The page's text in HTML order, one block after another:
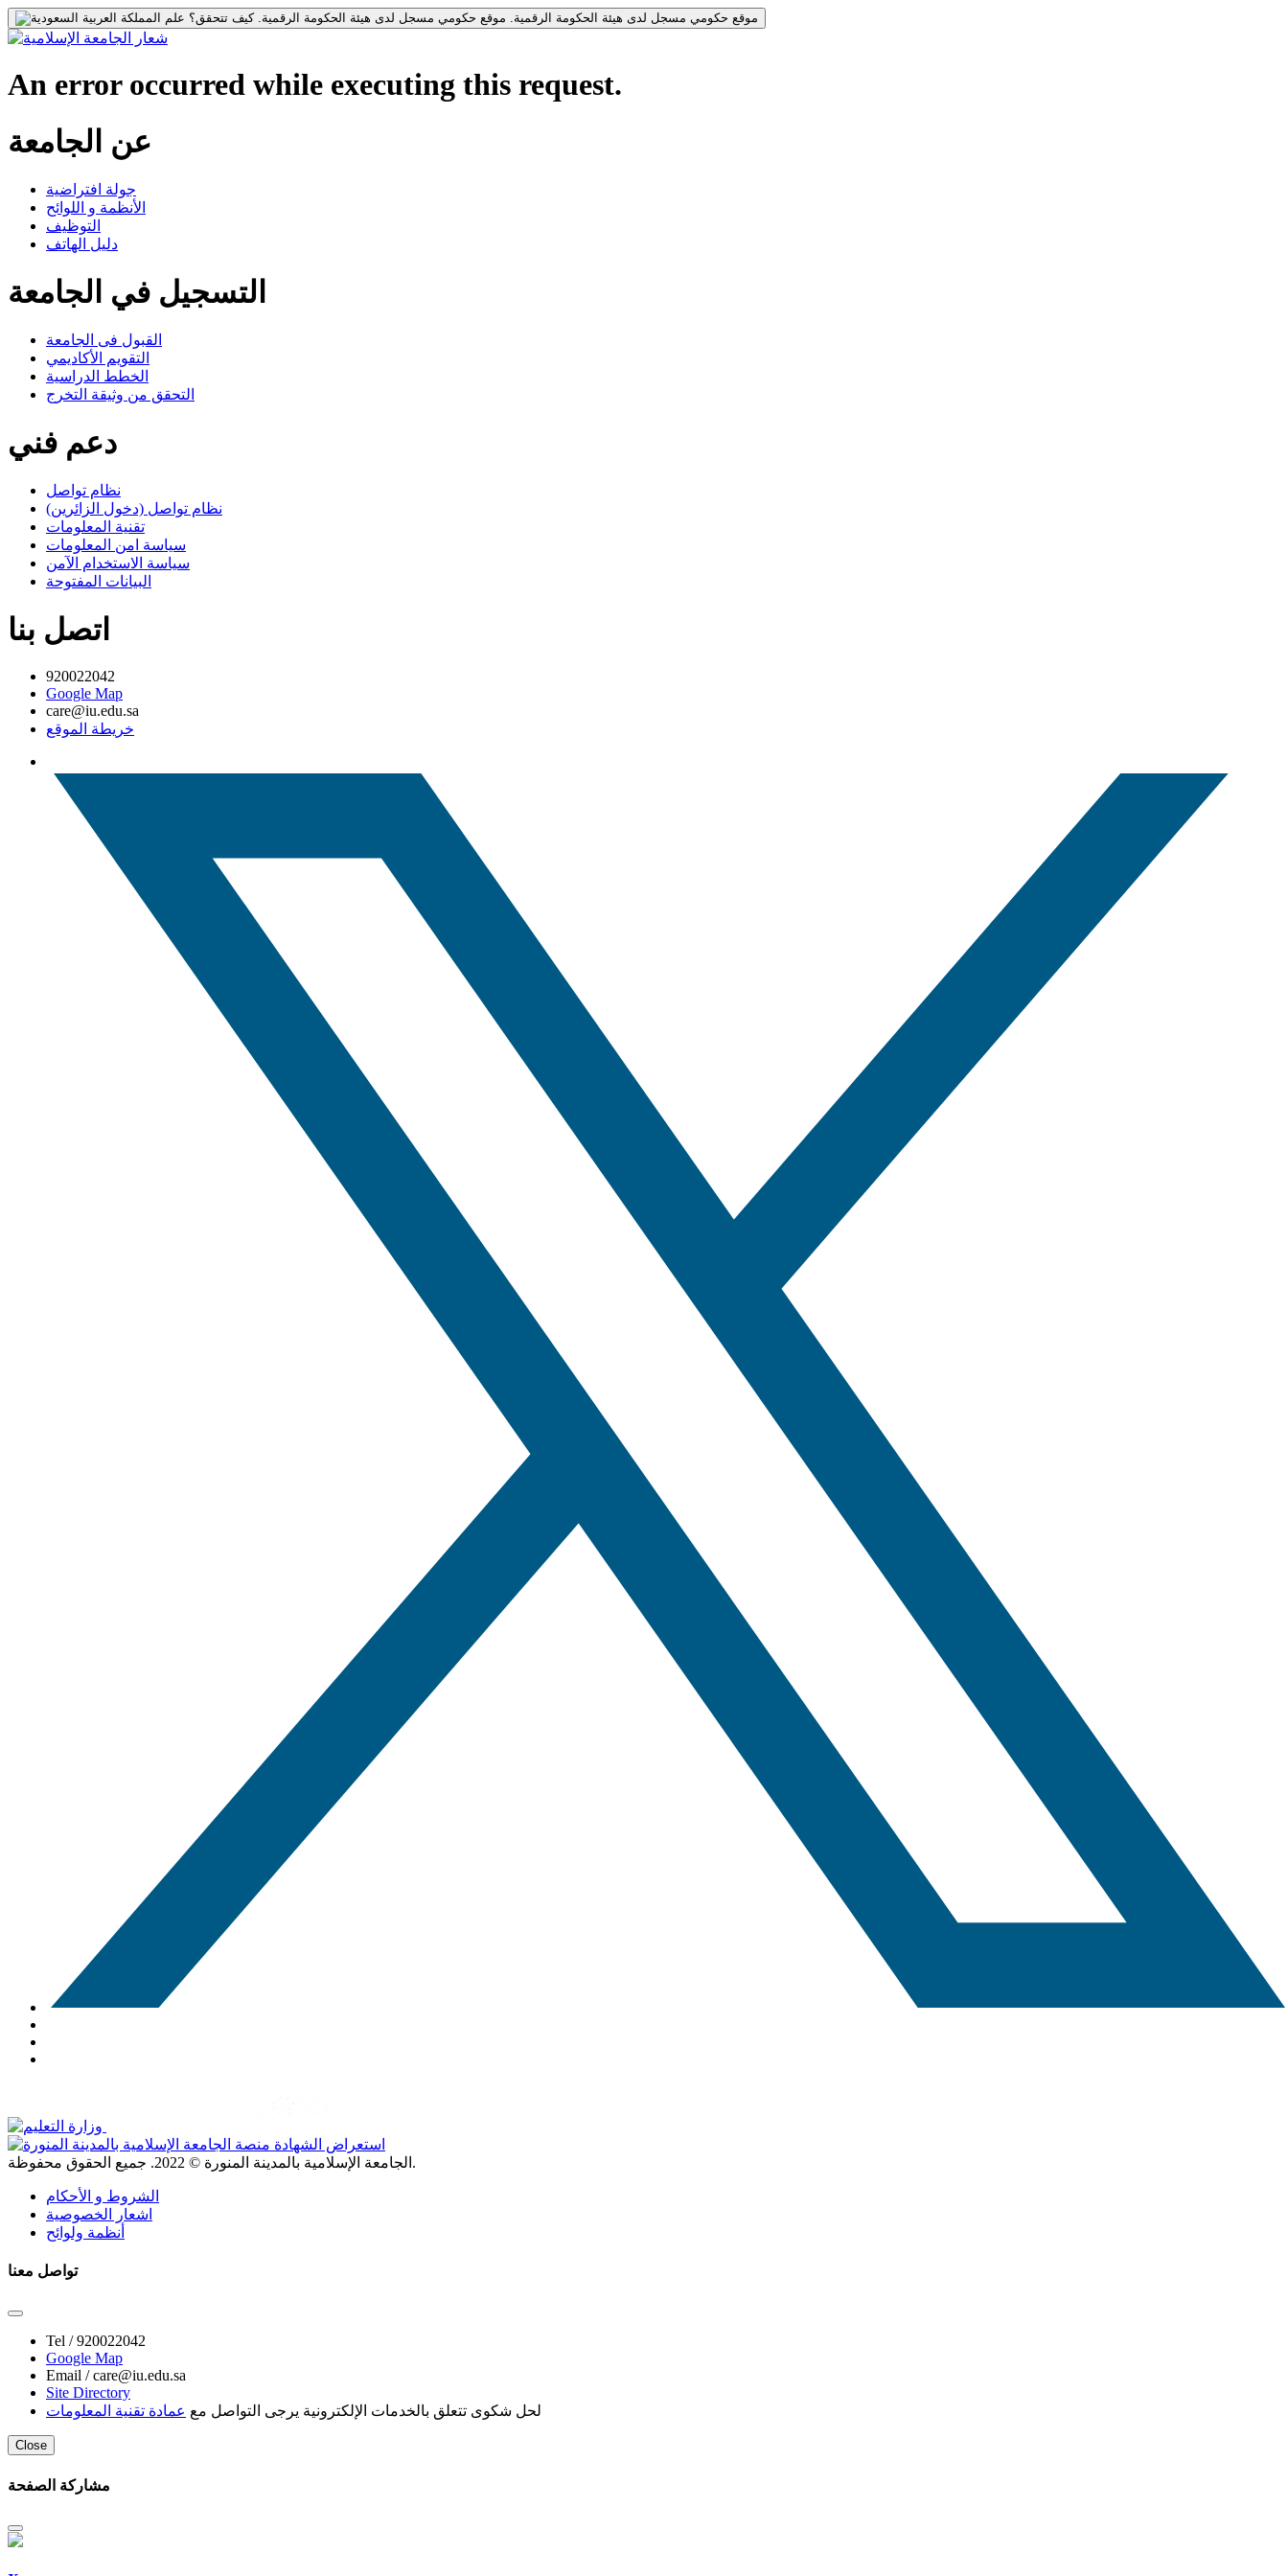
موقع حكومي مسجل لدى هيئة الحكومة الرقمية. موقع حكومي مسجل لدى هيئة الحكومة الرقمية.كيف تتحقق؟
An error occurred while executing this request.
عن الجامعة
جولة افتراضية
الأنظمة و اللوائح
التوظيف
دليل الهاتف
التسجيل في الجامعة
القبول فى الجامعة
التقويم الأكاديمي
الخطط الدراسية
التحقق من وثيقة التخرج
دعم فني
نظام تواصل
نظام تواصل (دخول الزائرين)
تقنية المعلومات
سياسة امن المعلومات
سياسة الاستخدام الآمن
البيانات المفتوحة
اتصل بنا
920022042
Google Map
care@iu.edu.sa
خريطة الموقع
الجامعة الإسلامية بالمدينة المنورة © 2022 . جميع الحقوق محفوظة.
الشروط و الأحكام
اشعار الخصوصية
أنظمة ولوائح
تواصل معنا
Tel /920022042
Google Map
Email /care@iu.edu.sa
Site Directory
لحل شكوى تتعلق بالخدمات الإلكترونية يرجى التواصل مع عمادة تقنية المعلومات
Close
مشاركة الصفحة